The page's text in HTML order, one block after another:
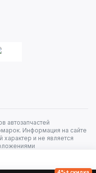
автозапчастей
Информация на сайте
и не является